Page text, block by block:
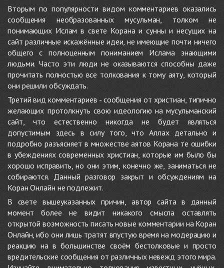
Вторым по популярности видом комментариев оказались
сообщения необразованных мусульман, толком не
понимающих Ислам в свете Корана и сунны и несущих на
сайт различные искажённые идеи, не имеющие почти ничего
общего с полноценным пониманием Ислама знающими
людьми. Часто эти люди не оказываются способны даже
прочитать полностью все толкования к тому аяту, который
они решили обсуждать.
Третий вид комментариев - сообщения от христиан, типично
желающих протолкнуть свою идеологию на мусульманский
сайт, что естественно никогда не будет являться
допустимым здесь в силу того, что Аллах детально и
подробно разъясняет в множестве аятов Корана те ошибки
в убеждениях современных христиан, которые им было бы
хорошо исправить, но они этим, конечно же, заниматься не
собираются. Данный разговор закрыт и обсуждениям на
Коран Онлайн не подлежит.
В свете вышеуказанных причин, автор сайта в данный
момент более не видит никакого смысла оставлять
открытой возможность писать новые комментарии на Коран
Онлайн, ибо они лишь тратят впустую время на модерацию и
реакцию на в большинстве своём бестолковые и просто
вредительские сообщения от различных невежд этого мира.